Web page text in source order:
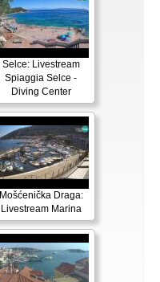
Selce: Livestream
Spiaggia Selce -
Diving Center
Mošćenička Draga:
Livestream Marina